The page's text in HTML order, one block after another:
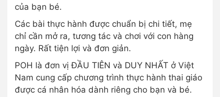
của bạn bé.
Các bài thực hành được chuẩn bị chi tiết, mẹ
chỉ cần mở ra, tương tác và chơi với con hàng
ngày. Rất tiện lợi và đơn giản.
POH là đơn vị ĐẦU TIÊN và DUY NHẤT ở Việt
Nam cung cấp chương trình thực hành thai giáo
được cá nhân hóa dành riêng cho bạn và bé.